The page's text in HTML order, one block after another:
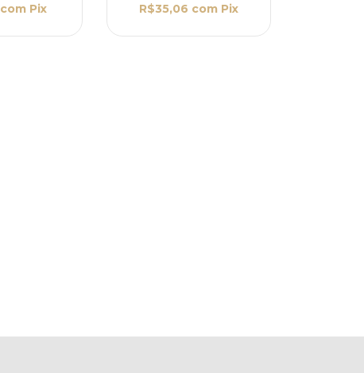
com Pix R$35,06 com Pix